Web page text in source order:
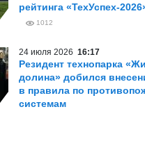
рейтинга «ТехУспех-
1012
24 июля 2026 16:17
Резидент технопарка
долина» добился
в правила по
системам